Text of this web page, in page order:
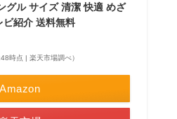
グル サイズ 清潔 快適 めざ
ビ紹介 送料無料
時点 | 楽天市場調べ）
Amazon